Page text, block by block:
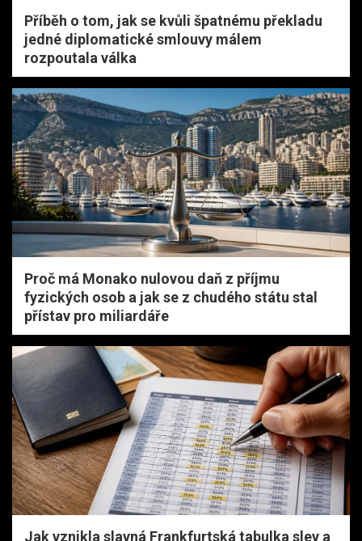
Příběh o tom, jak se kvůli špatnému překladu
jedné diplomatické smlouvy málem
rozpoutala válka
Proč má Monako nulovou daň z příjmu
fyzických osob a jak se z chudého státu stal
přístav pro miliardáře
Jak vznikla slavná Frankfurtská tabulka slev a